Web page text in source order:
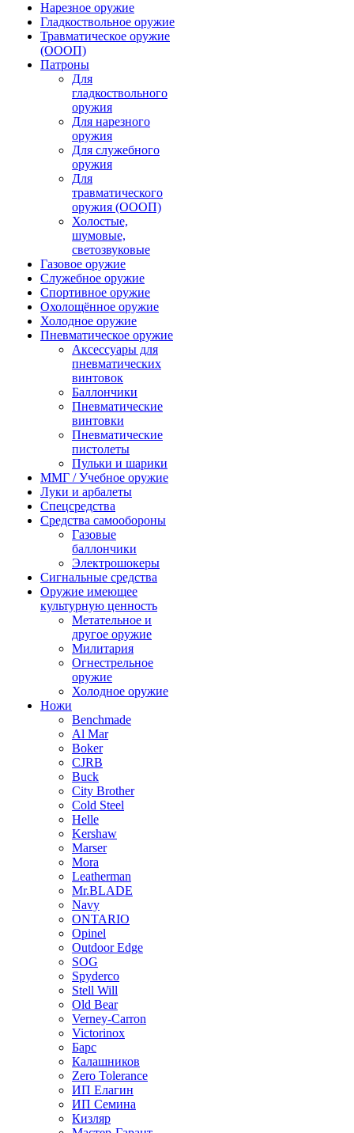
Нарезное оружие
Гладкоствольное оружие
Травматическое оружие
(ОООП)
Патроны
Для
гладкоствольного
оружия
Для нарезного
оружия
Для служебного
оружия
Для
травматического
оружия (ОООП)
Холостые,
шумовые,
светозвуковые
Газовое оружие
Служебное оружие
Спортивное оружие
Охолощённое оружие
Холодное оружие
Пневматическое оружие
Аксессуары для
пневматических
винтовок
Баллончики
Пневматические
винтовки
Пневматические
пистолеты
Пульки и шарики
ММГ / Учебное оружие
Луки и арбалеты
Спецсредства
Средства самообороны
Газовые
баллончики
Электрошокеры
Сигнальные средства
Оружие имеющее
культурную ценность
Метательное и
другое оружие
Милитария
Огнестрельное
оружие
Холодное оружие
Ножи
Benchmade
Al Mar
Boker
CJRB
Buck
City Brother
Cold Steel
Helle
Kershaw
Marser
Mora
Leatherman
Mr.BLADE
Navy
ONTARIO
Opinel
Outdoor Edge
SOG
Spyderco
Stell Will
Old Bear
Verney-Carron
Victorinox
Барс
Калашников
Zero Tolerance
ИП Елагин
ИП Семина
Кизляр